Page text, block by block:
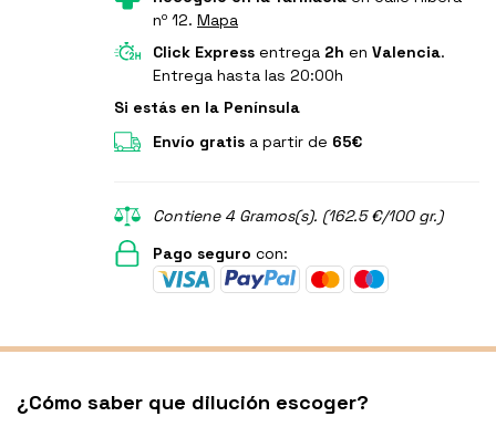
nº 12. Mapa
Click Express entrega 2h en Valencia.
Entrega hasta las 20:00h
Si estás en la Península
Envío gratis a partir de 65€
Contiene 4 Gramos(s). (162.5 €/100 gr.)
Pago seguro con:
¿Cómo saber que dilución escoger?